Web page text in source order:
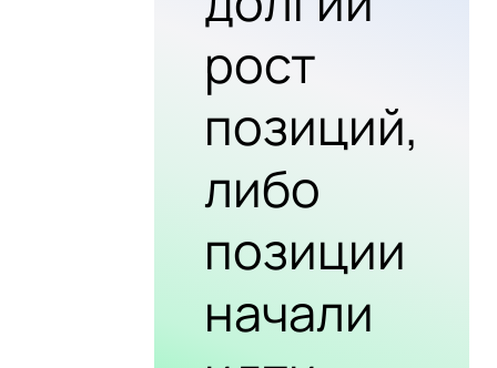
рост
позиций,
либо
позиции
начали